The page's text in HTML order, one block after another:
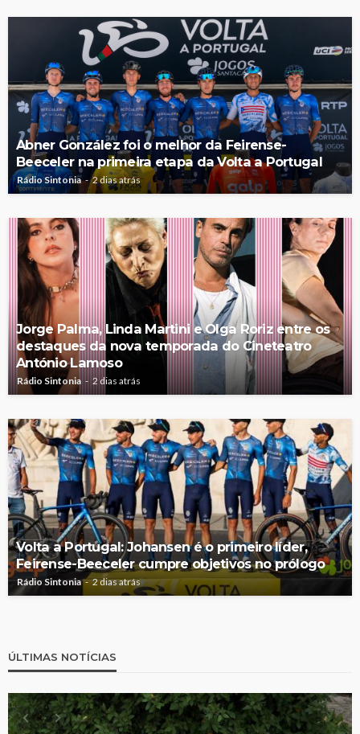
Abner González foi o melhor da Feirense-
Beeceler na primeira etapa da Volta a Portugal
Rádio Sintonia 2 dias atrás
Jorge Palma, Linda Martini e Olga Roriz entre os
destaques da nova temporada do Cineteatro
António Lamoso
Rádio Sintonia 2 dias atrás
Volta a Portugal: Johansen é o primeiro líder,
Feirense-Beeceler cumpre objetivos no prólogo
Rádio Sintonia 2 dias atrás
ÚLTIMAS NOTÍCIAS